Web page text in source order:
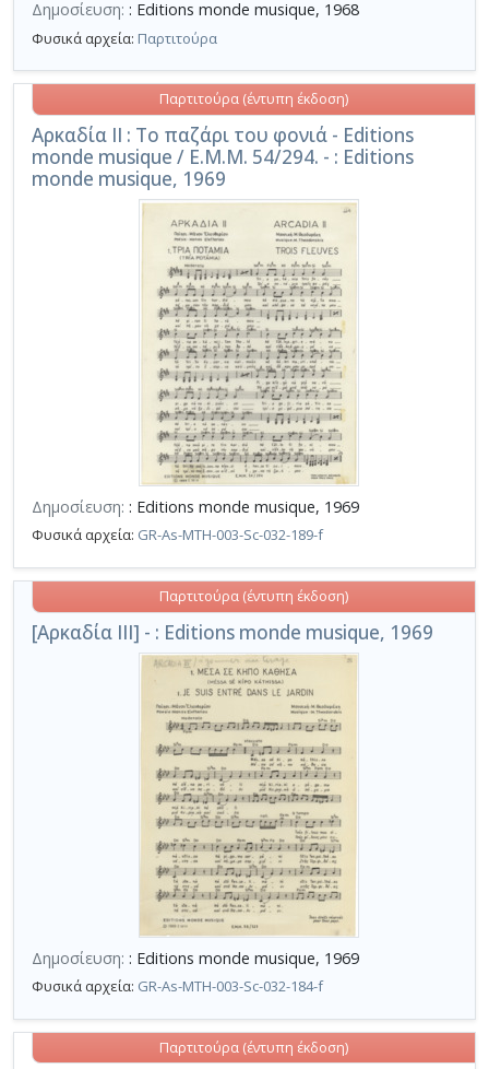
Δημοσίευση: : Editions monde musique, 1968
Φυσικά αρχεία: Παρτιτούρα
Αρκαδία II : Το παζάρι του φονιά - Editions
monde musique / E.M.M. 54/294. - : Editions
monde musique, 1969
Παρτιτούρα (έντυπη έκδοση)
Δημοσίευση: : Editions monde musique, 1969
Φυσικά αρχεία: GR-As-MTH-003-Sc-032-189-f
[Αρκαδία III] - : Editions monde musique, 1969
Παρτιτούρα (έντυπη έκδοση)
Δημοσίευση: : Editions monde musique, 1969
Φυσικά αρχεία: GR-As-MTH-003-Sc-032-184-f
Παρτιτούρα (έντυπη έκδοση)